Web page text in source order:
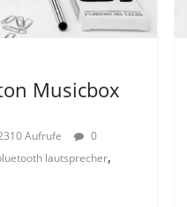
Musicbox
Aufrufe
0
lautsprecher,